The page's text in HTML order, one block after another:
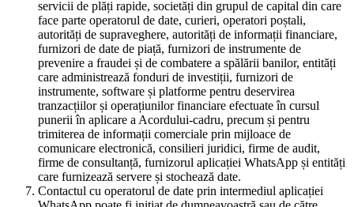
servicii de plăți rapide, societăți din grupul de capital din care
face parte operatorul de date, curieri, operatori poștali,
autorități de supraveghere, autorități de informații financiare,
furnizori de date de piață, furnizori de instrumente de
prevenire a fraudei și de combatere a spălării banilor, entități
care administrează fonduri de investiții, furnizori de
instrumente, software și platforme pentru deservirea
tranzacțiilor și operațiunilor financiare efectuate în cursul
punerii în aplicare a Acordului-cadru, precum și pentru
trimiterea de informații comerciale prin mijloace de
comunicare electronică, consilieri juridici, firme de audit,
firme de consultanță, furnizorul aplicației WhatsApp și entități
care furnizează servere și stochează date.
Contactul cu operatorul de date prin intermediul aplicației